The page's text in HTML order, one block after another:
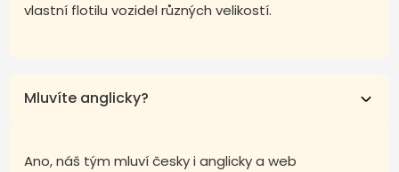
vlastní flotilu vozidel různých velikostí.
Mluvíte anglicky?
Ano, náš tým mluví česky i anglicky a web